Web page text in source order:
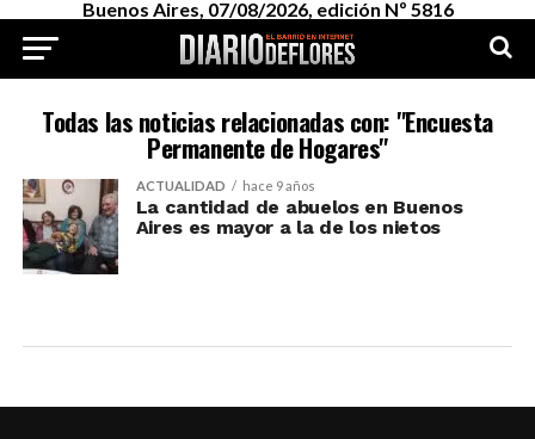
Buenos Aires, 07/08/2026, edición Nº 5816
Todas las noticias relacionadas con: "Encuesta
Permanente de Hogares"
ACTUALIDAD hace 9 años
La cantidad de abuelos en Buenos
Aires es mayor a la de los nietos